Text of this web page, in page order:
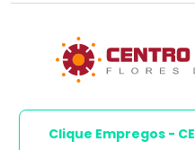
Clique Empregos - CE